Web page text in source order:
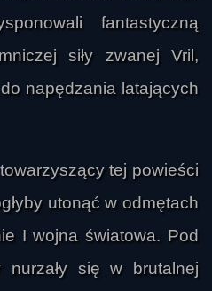
fantastyczną
siły zwanej Vril,
napędzania latających
tej powieści
utonąć w odmętach
I wojna światowa. Pod
nurzały się w brutalnej